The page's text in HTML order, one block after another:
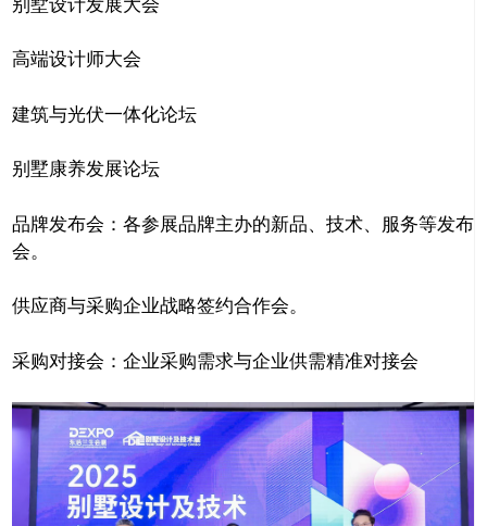
高端设计师大会
建筑与光伏一体化论坛
别墅康养发展论坛
品牌发布会：各参展品牌主办的新品、技术、服务等发布
会。
供应商与采购企业战略签约合作会。
采购对接会：企业采购需求与企业供需精准对接会